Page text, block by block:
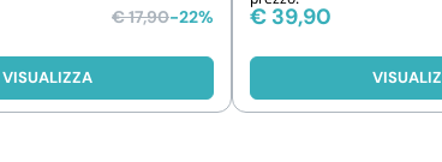
€17,90-22%
VISUALIZZA
€ 39,90